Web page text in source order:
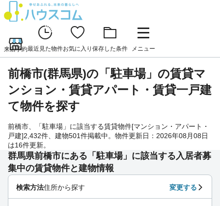
来店予約最近見た物件お気に入り 保存した条件 メニュー
前橋市(群馬県)の「駐車場」の賃貸マ
ンション・賃貸アパート・賃貸一戸建
て物件を探す
前橋市、「駐車場」に該当する賃貸物件[マンション・アパート・
戸建]2,432件、建物501件掲載中。物件更新日：2026年08月08日
は16件更新。
群馬県前橋市にある「駐車場」に該当する入居者募
集中の賃貸物件と建物情報
検索方法住所から探す 変更する